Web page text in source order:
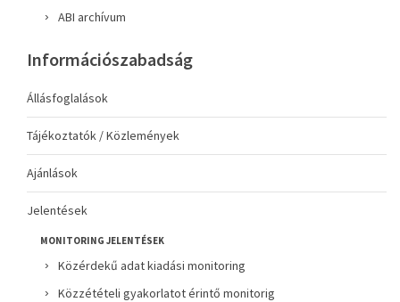
ABI archívum
Információszabadság
Állásfoglalások
Tájékoztatók / Közlemények
Ajánlások
Jelentések
MONITORING JELENTÉSEK
Közérdekű adat kiadási monitoring
Közzétételi gyakorlatot érintő monitorig